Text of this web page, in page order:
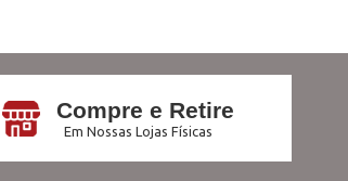
Compre e Retire
Em Nossas Lojas Físicas